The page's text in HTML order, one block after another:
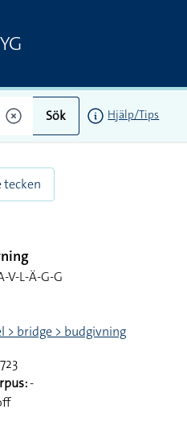
Sök Hjälp/Tips
tecken
V-L-Ä-G-G
> bridge > budgivning
-